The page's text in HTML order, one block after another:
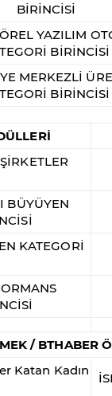
BİRİNCİSİ
YAZILIM
BİRİNCİSİ
MERKEZLİ
BİRİNCİSİ
BÜYÜYEN
KATEGORİ
/ BTHABER
Katan Kadın